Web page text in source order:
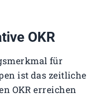
OKR
für
ist das zeitliche
OKR erreichen